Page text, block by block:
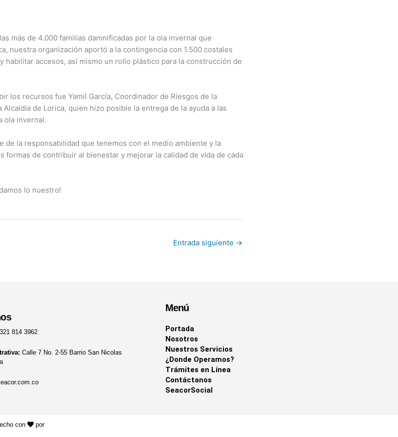
más de 4.000 familias damnificadas por la ola invernal que
nuestra organización aportó a la contingencia con 1.500 costales
habilitar accesos, así mismo un rollo plástico para la construcción de
los recursos fue Yamil García, Coordinador de Riesgos de la
Alcaldía de Lorica, quien hizo posible la entrega de la ayuda a las
ola invernal.
de la responsabilidad que tenemos con el medio ambiente y la
formas de contribuir al bienestar y mejorar la calidad de vida de cada
lo nuestro!
Entrada siguiente →
814 3962
Calle 7 No. 2-55 Barrio San Nicolas
Menú
Portada
Nosotros
Nuestros Servicios
¿Donde Operamos?
Trámites en Línea
Contáctanos
SeacorSocial
con por